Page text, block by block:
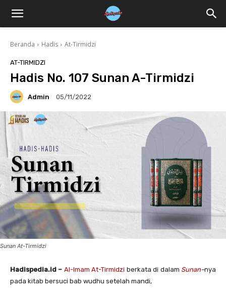
Beranda Hadis At-Tirmidzi
AT-TIRMIDZI
Hadis No. 107 Sunan A-Tirmidzi
Admin 05/11/2022
Sunan At-Tirmidzi
Hadispedia.id – Al-Imam At-Tirmidzi berkata di dalam Sunan–nya
pada kitab bersuci bab wudhu setelah mandi,